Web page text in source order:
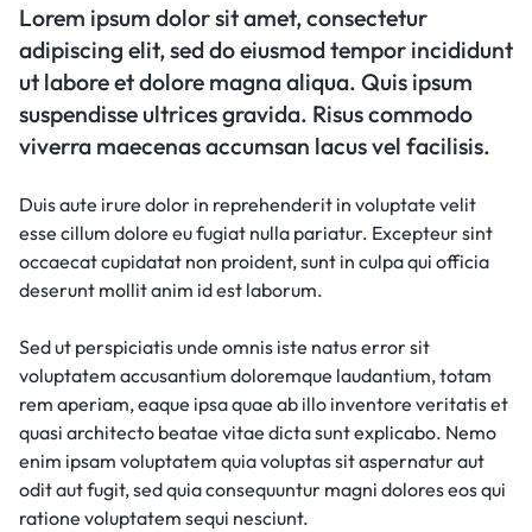
Lorem ipsum dolor sit amet, consectetur
adipiscing elit, sed do eiusmod tempor incididunt
ut labore et dolore magna aliqua. Quis ipsum
suspendisse ultrices gravida. Risus commodo
viverra maecenas accumsan lacus vel facilisis.
Duis aute irure dolor in reprehenderit in voluptate velit
esse cillum dolore eu fugiat nulla pariatur. Excepteur sint
occaecat cupidatat non proident, sunt in culpa qui officia
deserunt mollit anim id est laborum.
Sed ut perspiciatis unde omnis iste natus error sit
voluptatem accusantium doloremque laudantium, totam
rem aperiam, eaque ipsa quae ab illo inventore veritatis et
quasi architecto beatae vitae dicta sunt explicabo. Nemo
enim ipsam voluptatem quia voluptas sit aspernatur aut
odit aut fugit, sed quia consequuntur magni dolores eos qui
ratione voluptatem sequi nesciunt.